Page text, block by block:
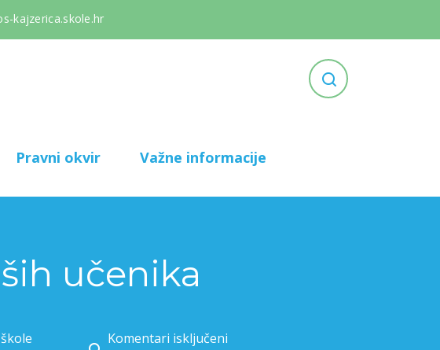
kajzerica.skole.hr
Pravni okvir Važne informacije
učenika
Komentari isključeni